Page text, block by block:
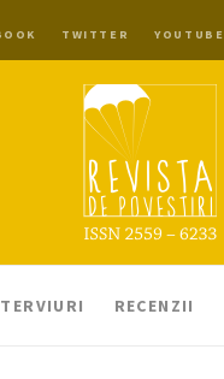
TWITTER YOUTUBE
RECENZII